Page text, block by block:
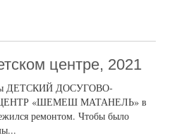
центре, 2021
ДЕТСКИЙ ДОСУГОВО-
«ШЕМЕШ МАТАНЕЛЬ» в
ремонтом. Чтобы было